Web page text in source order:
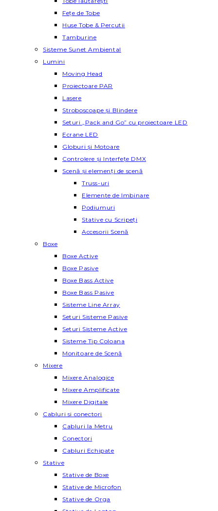
Fețe de Tobe
Huse Tobe & Percutii
Tamburine
Sisteme Sunet Ambiental
Lumini
Moving Head
Proiectoare PAR
Lasere
Stroboscoape și Blindere
Seturi „Pack and Go” cu proiectoare LED
Ecrane LED
Globuri și Motoare
Controlere și Interfețe DMX
Scenă și elemenți de scenă
Truss-uri
Elemente de Imbinare
Podiumuri
Stative cu Scripeți
Accesorii Scenă
Boxe
Boxe Active
Boxe Pasive
Boxe Bass Active
Boxe Bass Pasive
Sisteme Line Array
Seturi Sisteme Pasive
Seturi Sisteme Active
Sisteme Tip Coloana
Monitoare de Scenă
Mixere
Mixere Analogice
Mixere Amplificate
Mixere Digitale
Cabluri si conectori
Cabluri la Metru
Conectori
Cabluri Echipate
Stative
Stative de Boxe
Stative de Microfon
Stative de Orga